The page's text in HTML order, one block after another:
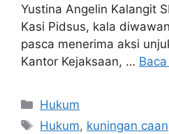
Yustina Angelin Kalangit
Kasi Pidsus, kala
pasca menerima aksi
Kantor Kejaksaan, …
Kategori
Hukum
Tag
Hukum, kuningan